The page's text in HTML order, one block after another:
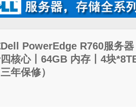
PowerEdge R760服务
核心丨64GB 内存丨4块
年保修）